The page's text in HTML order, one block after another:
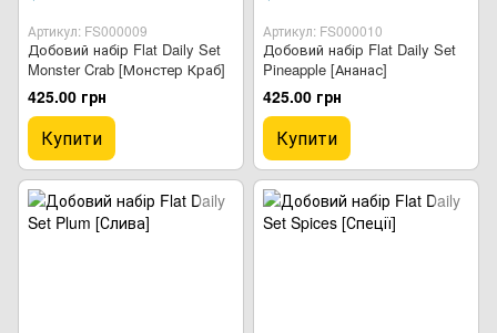
Артикул: FS000009
Добовий набір Flat Daily Set
Monster Crab [Монстер Краб]
425.00 грн
Купити
Артикул: FS000010
Добовий набір Flat Daily Set
Pineapple [Ананас]
425.00 грн
Купити